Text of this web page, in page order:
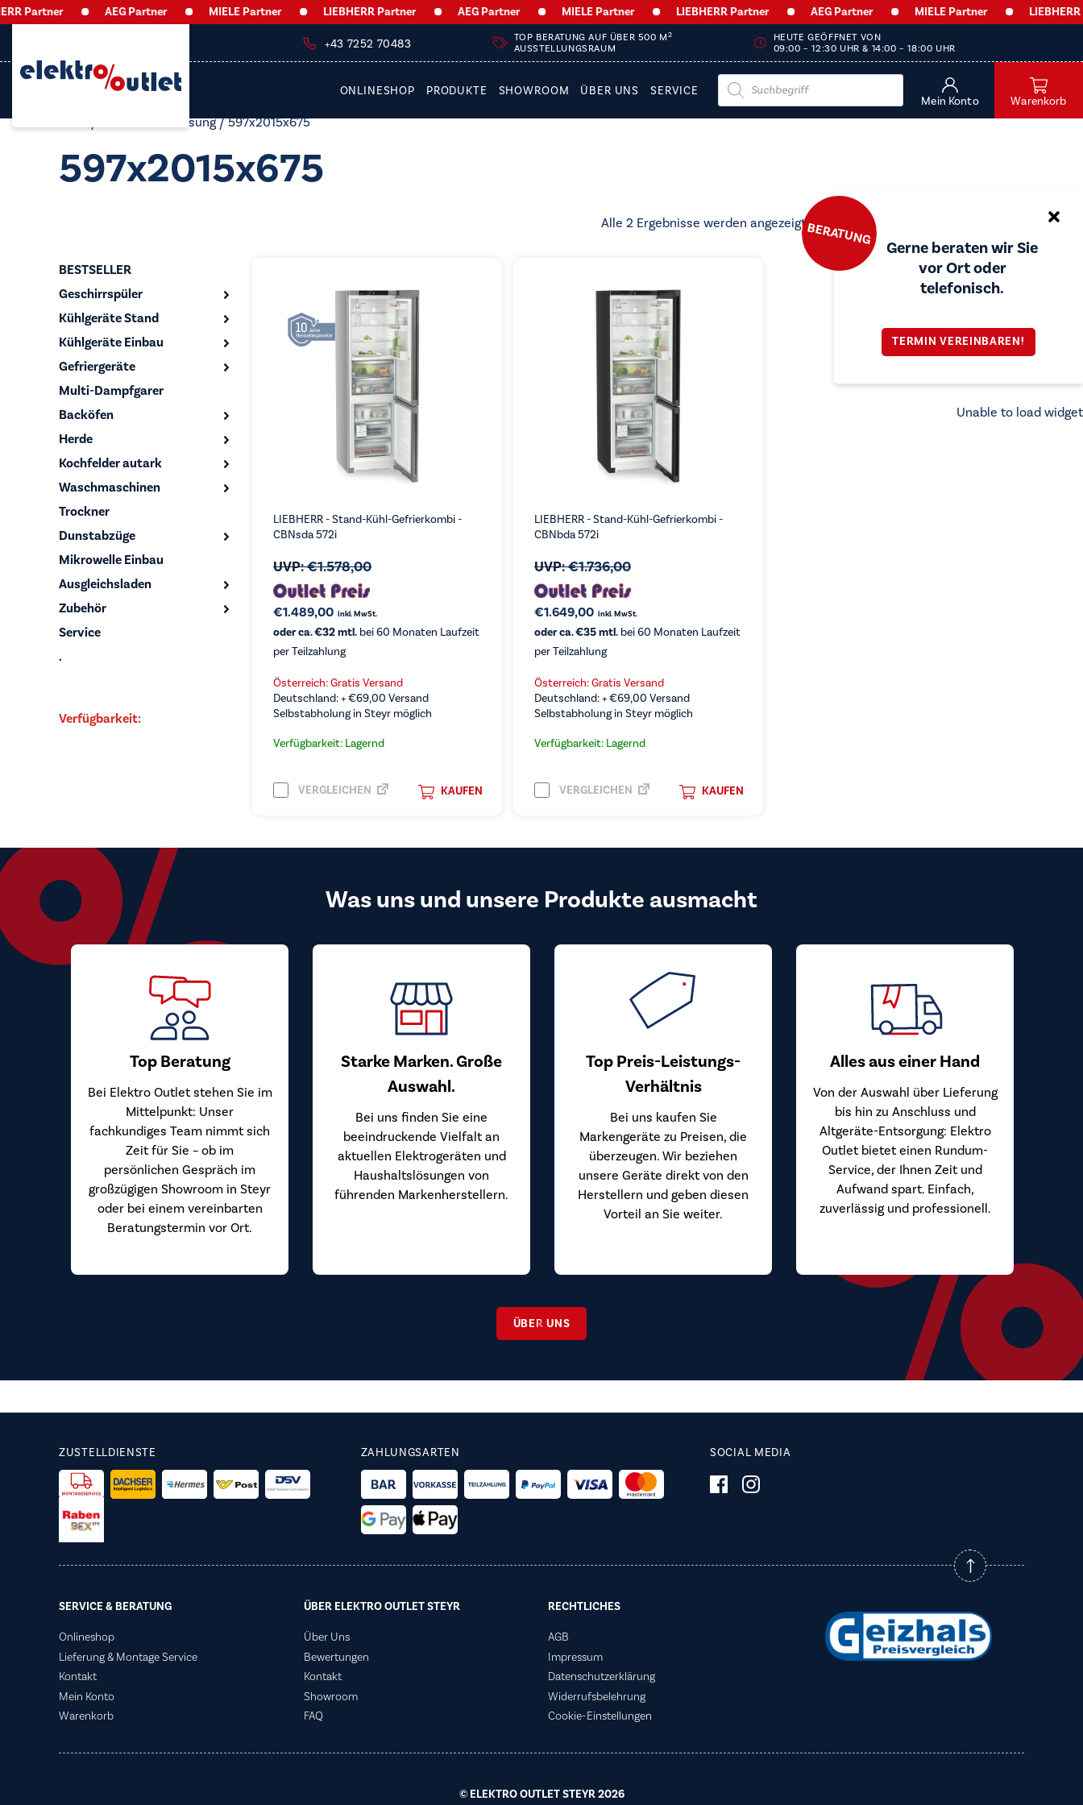
Partner AEG Partner MIELE Partner LIEBHERR Partner AEG Partner MIELE Partner LIEBHERR Partner AEG Partner MIELE Partner LIEBHERR
+43 7252 70483 TOP BERATUNG AUF ÜBER 500 M2
AUSSTELLUNGSRAUM
HEUTE GEÖFFNET VON
09:00 – 12:30 UHR & 14:00 – 18:00 UHR
ONLINESHOP PRODUKTE SHOWROOM ÜBER UNS SERVICE
Products
search
Mein Konto Warenkorb
BERATUNG
Gerne beraten wir Sie
vor Ort oder
telefonisch.
TERMIN VEREINBAREN!
/ Produkt Abmessung / 597x2015x675
597x2015x675
Alle 2 Ergebnisse werden angezeigtNach
Preis
sortiert:
BESTSELLER
Geschirrspüler
Kühlgeräte Stand
Kühlgeräte Einbau
Gefriergeräte
Multi-Dampfgarer
Backöfen
Herde
Kochfelder autark
Waschmaschinen
Trockner
Dunstabzüge
Mikrowelle Einbau
Ausgleichsladen
Zubehör
Service
.
Verfügbarkeit:
LIEBHERR - Stand-Kühl-Gefrierkombi -
CBNsda 572i
UVP:€1.578,00
€1.489,00 inkl. MwSt.
oder ca. €32 mtl. bei 60 Monaten Laufzeit
per Teilzahlung
Österreich: Gratis Versand
Deutschland: +€69,00 Versand
Selbstabholung in Steyr möglich
Verfügbarkeit: Lagernd
KAUFEN
VERGLEICHEN
LIEBHERR - Stand-Kühl-Gefrierkombi -
CBNbda 572i
UVP:€1.736,00
€1.649,00 inkl. MwSt.
oder ca. €35 mtl.bei 60 Monaten Laufzeit
per Teilzahlung
Österreich: Gratis Versand
Deutschland: +€69,00 Versand
Selbstabholung in Steyr möglich
Verfügbarkeit: Lagernd
KAUFEN
VERGLEICHEN
Was uns und unsere Produkte ausmacht
Top Beratung
Bei Elektro Outlet stehen Sie im
Mittelpunkt: Unser
fachkundiges Team nimmt sich
Zeit für Sie – ob im
persönlichen Gespräch im
großzügigen Showroom in Steyr
oder bei einem vereinbarten
Beratungstermin vor Ort.
Starke Marken. Große
Auswahl.
Bei uns finden Sie eine
beeindruckende Vielfalt an
aktuellen Elektrogeräten und
Haushaltslösungen von
führenden Markenherstellern.
Top Preis-Leistungs-
Verhältnis
Bei uns kaufen Sie
Markengeräte zu Preisen, die
überzeugen. Wir beziehen
unsere Geräte direkt von den
Herstellern und geben diesen
Vorteil an Sie weiter.
Alles aus einer Hand
Von der Auswahl über Lieferung
bis hin zu Anschluss und
Altgeräte-Entsorgung: Elektro
Outlet bietet einen Rundum-
Service, der Ihnen Zeit und
Aufwand spart. Einfach,
zuverlässig und professionell.
ÜBER UNS
ZUSTELLDIENSTE ZAHLUNGSARTEN SOCIAL MEDIA
SERVICE & BERATUNG
Onlineshop
Lieferung & Montage Service
Kontakt
Mein Konto
Warenkorb
ÜBER ELEKTRO OUTLET STEYR
Über Uns
Bewertungen
Kontakt
Showroom
FAQ
RECHTLICHES
AGB
Impressum
Datenschutzerklärung
Widerrufsbelehrung
Cookie-Einstellungen
© ELEKTRO OUTLET STEYR 2026
Unable to load widget